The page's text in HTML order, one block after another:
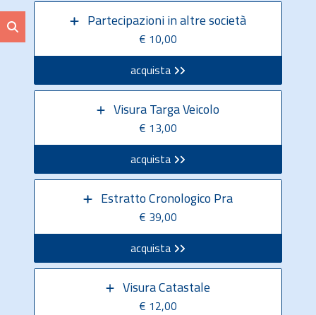
Partecipazioni in altre società
€ 10,00
acquista
Visura Targa Veicolo
€ 13,00
acquista
Estratto Cronologico Pra
€ 39,00
acquista
Visura Catastale
€ 12,00